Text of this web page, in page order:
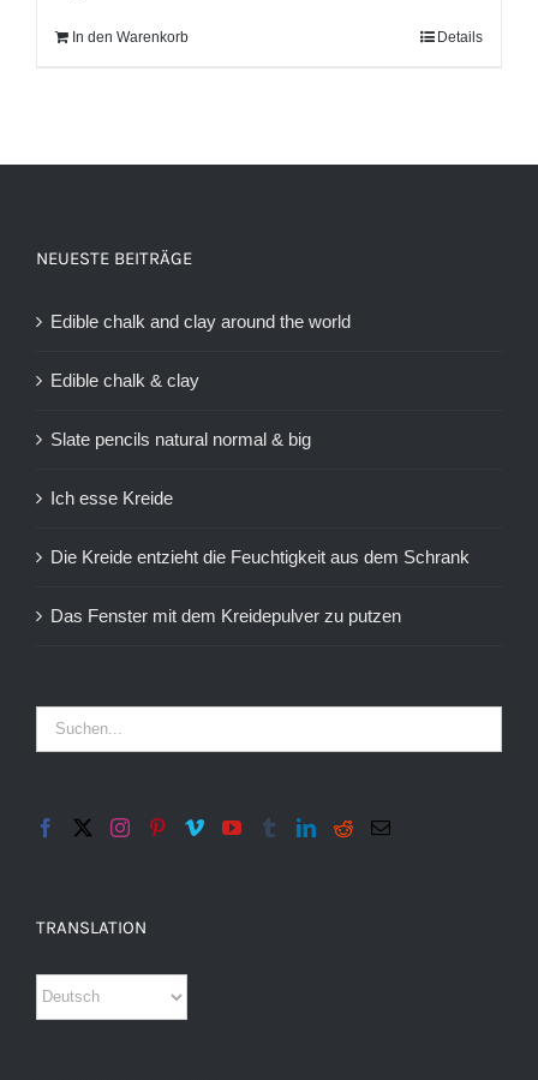
In den Warenkorb Details
NEUESTE BEITRÄGE
Edible chalk and clay around the world
Edible chalk & clay
Slate pencils natural normal & big
Ich esse Kreide
Die Kreide entzieht die Feuchtigkeit aus dem Schrank
Das Fenster mit dem Kreidepulver zu putzen
TRANSLATION